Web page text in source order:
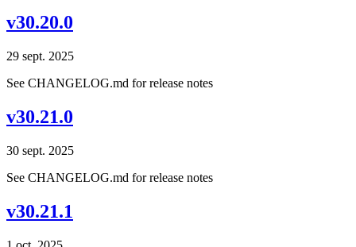
v30.20.0
29 sept. 2025
See CHANGELOG.md for release notes
v30.21.0
30 sept. 2025
See CHANGELOG.md for release notes
v30.21.1